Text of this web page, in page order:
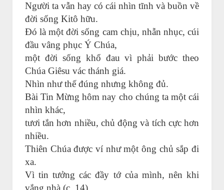
Người ta vẫn hay có cái nhìn tĩnh và buồn về
đời sống Kitô hữu.
Đó là một đời sống cam chịu, nhẫn nhục, cúi
đầu vâng phục Ý Chúa,
một đời sống khổ đau vì phải bước theo
Chúa Giêsu vác thánh giá.
Nhìn như thế đúng nhưng không đủ.
Bài Tin Mừng hôm nay cho chúng ta một cái
nhìn khác,
tươi tắn hơn nhiều, chủ động và tích cực hơn
nhiều.
Thiên Chúa được ví như một ông chủ sắp đi
xa.
Vì tin tưởng các đầy tớ của mình, nên khi
vắng nhà (c. 14),